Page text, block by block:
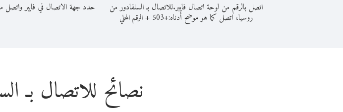
اتصل بالرقم من لوحة اتصال فايبر.للاتصال بـ السلفادور من
روسيا، اتصل كما هو موضح أدناه:+
503
+الرقم المحلي
حدد جهة الاتصال في فايبر واتصل
نصائح للاتصال بـ